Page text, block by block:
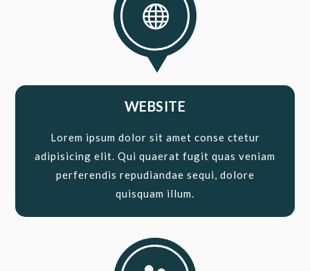

WEBSITE
Lorem ipsum dolor sit amet conse ctetur
adipisicing elit. Qui quaerat fugit quas veniam
perferendis repudiandae sequi, dolore
quisquam illum.